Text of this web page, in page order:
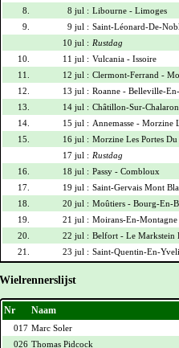
8.
8 jul : Libourne - Limoges
9.
9 jul : Saint-Léonard-De-
10 jul : Rustdag
10.
11 jul : Vulcania - Issoire
11.
12 jul : Clermont-Ferrand -
12.
13 jul : Roanne - Belleville-
13.
14 jul : Châtillon-Sur-
14.
15 jul : Annemasse - Morzine
15.
16 jul : Morzine Les Portes
17 jul : Rustdag
16.
18 jul : Passy - Combloux
17.
19 jul : Saint-Gervais Mont
18.
20 jul : Moûtiers - Bourg-En-
19.
21 jul : Moirans-En-
20.
22 jul : Belfort - Le Markstein
21.
23 jul : Saint-Quentin-En-
Wielrennerslijst
Nr Naam
017 Marc Soler
026 Thomas Pidcock